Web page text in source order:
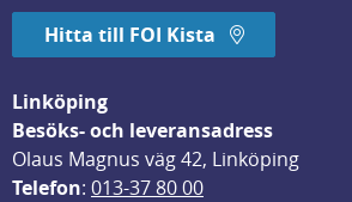
Hitta till FOI Kista
Linköping
Besöks- och leveransadress
Olaus Magnus väg 42, Linköping
Telefon: 013-37 80 00